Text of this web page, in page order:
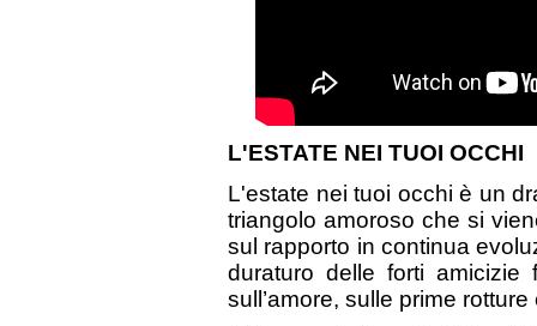
L'ESTATE NEI TUOI OCCHI
L'estate nei tuoi occhi è un
triangolo amoroso che si
sul rapporto in continua
duraturo delle forti amicizie
sull’amore, sulle prime